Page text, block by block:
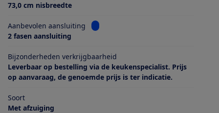
73,0 cm nisbreedte
Aanbevolen aansluiting
Bekijk informatie voor Aanbevolen
2 fasen aansluiting
Bijzonderheden verkrijgbaarheid
Leverbaar op bestelling via de keukenspecialist. Prijs
op aanvaraag, de genoemde prijs is ter indicatie.
Soort
Met afzuiging